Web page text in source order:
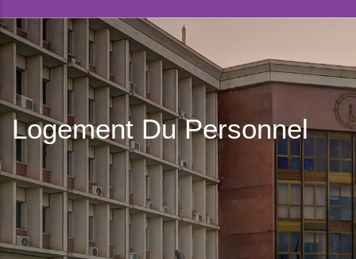
Logement Du Personnel